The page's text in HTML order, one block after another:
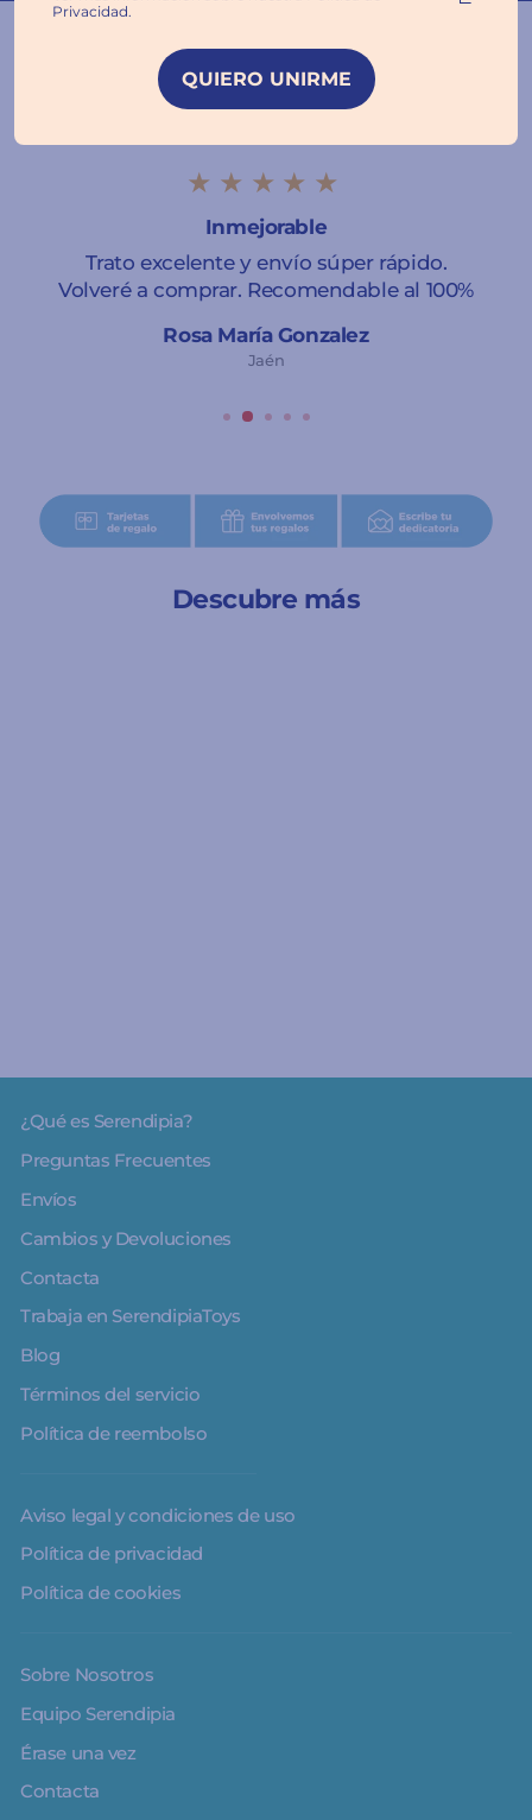
Nuestras familias hablan por
nosotros ❤️
★★★★★
Inmejorable
Trato excelente y envío súper rápido.
Volveré a comprar. Recomendable al 100%
Rosa María Gonzalez
Jaén
Descubre más
¿Qué es Serendipia?
Preguntas Frecuentes
Envíos
Cambios y Devoluciones
Contacta
Trabaja en SerendipiaToys
Blog
Términos del servicio
Política de reembolso
Aviso legal y condiciones de uso
Política de privacidad
Política de cookies
Sobre Nosotros
Equipo Serendipia
Érase una vez
Contacta
Privacidad.
QUIERO UNIRME